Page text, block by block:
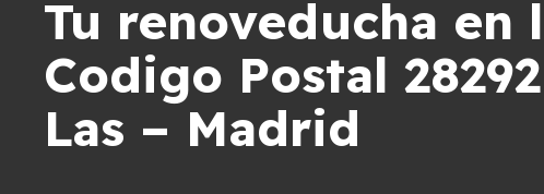
Tu renoveducha en
Codigo Postal
Las – Madrid